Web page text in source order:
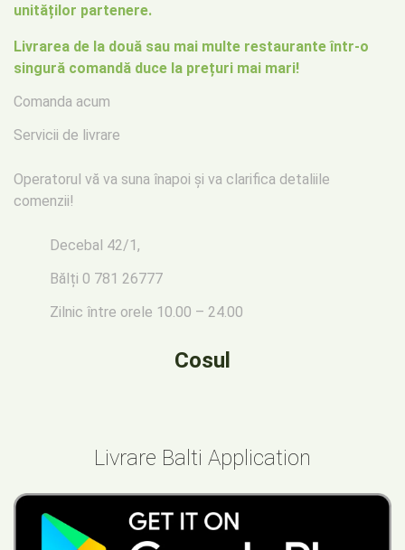
unităților partenere.
Livrarea de la două sau mai multe restaurante într-o
singură comandă duce la prețuri mai mari!
Comanda acum
Servicii de livrare
Operatorul vă va suna înapoi și va clarifica detaliile
comenzii!
Decebal 42/1,
Bălți 0 781 26777
Zilnic între orele 10.00 – 24.00
Cosul
Livrare Balti Application